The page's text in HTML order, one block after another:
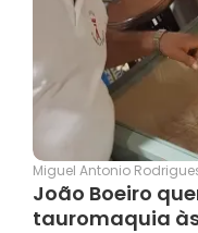
Miguel Antonio
João Boeiro
tauromaquia